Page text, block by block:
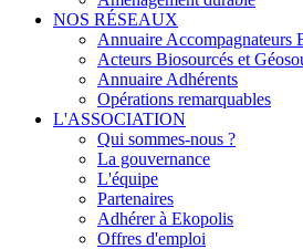
NOS RÉSEAUX
Annuaire
Acteurs Biosourcés et
Annuaire Adhérents
Opérations remarquables
L'ASSOCIATION
Qui sommes-nous ?
La gouvernance
L'équipe
Partenaires
Adhérer à Ekopolis
Offres d'emploi